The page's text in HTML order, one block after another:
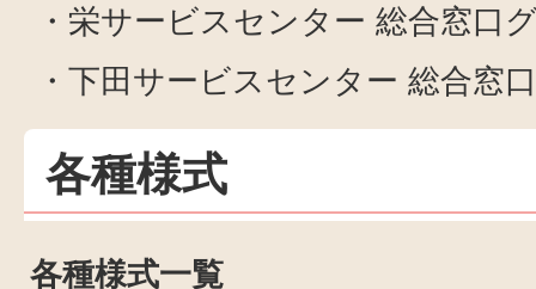
・栄サービスセンター 総合窓口
・下田サービスセンター 総合窓
各種様式
各種様式一覧